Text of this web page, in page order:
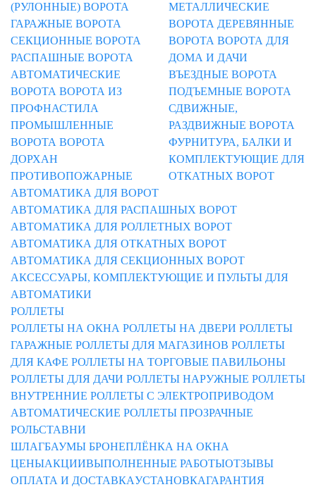
(РУЛОННЫЕ) ВОРОТА
ГАРАЖНЫЕ ВОРОТА
СЕКЦИОННЫЕ ВОРОТА
РАСПАШНЫЕ ВОРОТА
АВТОМАТИЧЕСКИЕ
ВОРОТА ВОРОТА ИЗ
ПРОФНАСТИЛА
ПРОМЫШЛЕННЫЕ
ВОРОТА ВОРОТА
ДОРХАН
ПРОТИВОПОЖАРНЫЕ
МЕТАЛЛИЧЕСКИЕ
ВОРОТА ДЕРЕВЯННЫЕ
ВОРОТА ВОРОТА ДЛЯ
ДОМА И ДАЧИ
ВЪЕЗДНЫЕ ВОРОТА
ПОДЪЕМНЫЕ ВОРОТА
СДВИЖНЫЕ,
РАЗДВИЖНЫЕ ВОРОТА
ФУРНИТУРА, БАЛКИ И
КОМПЛЕКТУЮЩИЕ ДЛЯ
ОТКАТНЫХ ВОРОТ
АВТОМАТИКА ДЛЯ ВОРОТ
АВТОМАТИКА ДЛЯ РАСПАШНЫХ ВОРОТ
АВТОМАТИКА ДЛЯ РОЛЛЕТНЫХ ВОРОТ
АВТОМАТИКА ДЛЯ ОТКАТНЫХ ВОРОТ
АВТОМАТИКА ДЛЯ СЕКЦИОННЫХ ВОРОТ
АКСЕССУАРЫ, КОМПЛЕКТУЮЩИЕ И ПУЛЬТЫ ДЛЯ
АВТОМАТИКИ
РОЛЛЕТЫ
РОЛЛЕТЫ НА ОКНА РОЛЛЕТЫ НА ДВЕРИ РОЛЛЕТЫ
ГАРАЖНЫЕ РОЛЛЕТЫ ДЛЯ МАГАЗИНОВ РОЛЛЕТЫ
ДЛЯ КАФЕ РОЛЛЕТЫ НА ТОРГОВЫЕ ПАВИЛЬОНЫ
РОЛЛЕТЫ ДЛЯ ДАЧИ РОЛЛЕТЫ НАРУЖНЫЕ РОЛЛЕТЫ
ВНУТРЕННИЕ РОЛЛЕТЫ С ЭЛЕКТРОПРИВОДОМ
АВТОМАТИЧЕСКИЕ РОЛЛЕТЫ ПРОЗРАЧНЫЕ
РОЛЬСТАВНИ
ШЛАГБАУМЫ БРОНЕПЛЁНКА НА ОКНА
ЦЕНЫАКЦИИВЫПОЛНЕННЫЕ РАБОТЫОТЗЫВЫ
ОПЛАТА И ДОСТАВКАУСТАНОВКАГАРАНТИЯ